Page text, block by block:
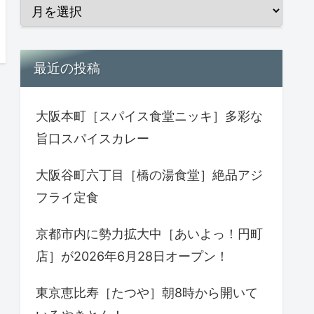
最近の投稿
大阪本町［スパイス食堂ニッキ］多彩な
旨口スパイスカレー
大阪谷町六丁目［橋の湯食堂］絶品アジ
フライ定食
京都市内に勢力拡大中［あいよっ！円町
店］が2026年6月28日オープン！
東京恵比寿［たつや］朝8時から開いて